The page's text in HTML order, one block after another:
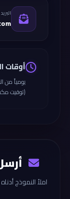
أوقات
(توقيت
املأ النموذج